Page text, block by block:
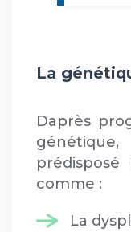
La
Daprès
comme :
La